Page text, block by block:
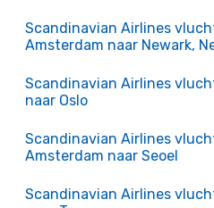
Scandinavian Airlines
Amsterdam naar Newark,
Scandinavian Airlines
naar Oslo
Scandinavian Airlines
Amsterdam naar Seoel
Scandinavian Airlines